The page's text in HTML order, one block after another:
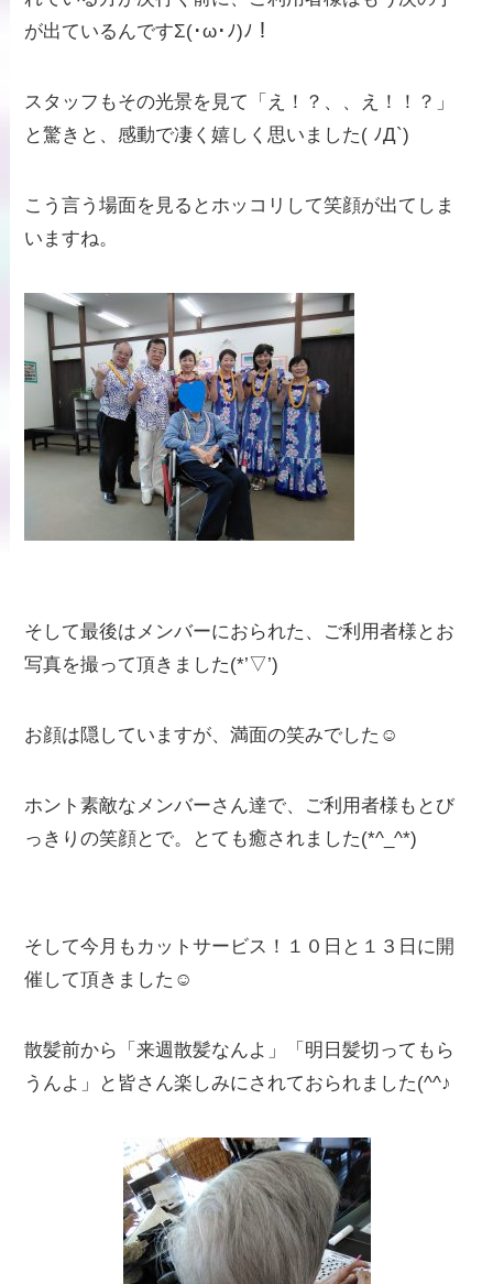
が出ているんですΣ(･ω･ﾉ)ﾉ！
スタッフもその光景を見て「え！？、、え！！？」
と驚きと、感動で凄く嬉しく思いました( ﾉД`)
こう言う場面を見るとホッコリして笑顔が出てしま
いますね。
そして最後はメンバーにおられた、ご利用者様とお
写真を撮って頂きました(*’▽’)
お顔は隠していますが、満面の笑みでした☺
ホント素敵なメンバーさん達で、ご利用者様もとび
っきりの笑顔とで。とても癒されました(*^_^*)
そして今月もカットサービス！１０日と１３日に開
催して頂きました☺
散髪前から「来週散髪なんよ」「明日髪切ってもら
うんよ」と皆さん楽しみにされておられました(^^♪